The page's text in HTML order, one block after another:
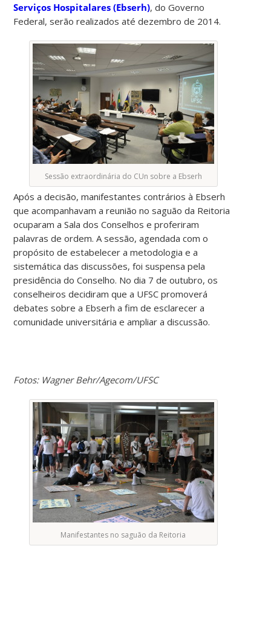
Serviços Hospitalares (Ebserh), do Governo
Federal, serão realizados até dezembro de 2014.
Sessão extraordinária do CUn sobre a Ebserh
Após a decisão, manifestantes contrários à Ebserh
que acompanhavam a reunião no saguão da Reitoria
ocuparam a Sala dos Conselhos e proferiram
palavras de ordem. A sessão, agendada com o
propósito de estabelecer a metodologia e a
sistemática das discussões, foi suspensa pela
presidência do Conselho. No dia 7 de outubro, os
conselheiros decidiram que a UFSC promoverá
debates sobre a Ebserh a fim de esclarecer a
comunidade universitária e ampliar a discussão.
Fotos: Wagner Behr/Agecom/UFSC
Manifestantes no saguão da Reitoria